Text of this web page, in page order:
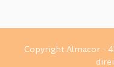
Copyright Almacor -